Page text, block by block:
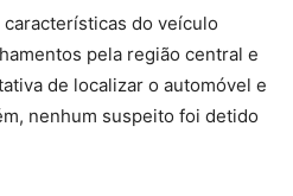
do veículo
pela região central e
de localizar o automóvel e
nenhum suspeito foi detido